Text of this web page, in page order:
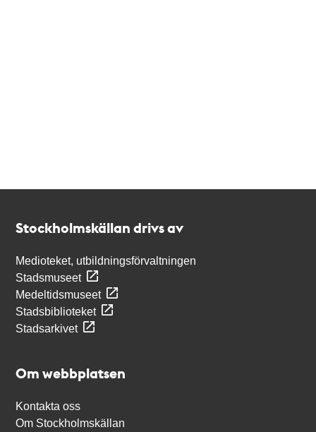
Stockholmskällan drivs av
Medioteket, utbildningsförvaltningen
Stadsmuseet
Medeltidsmuseet
Stadsbiblioteket
Stadsarkivet
Om webbplatsen
Kontakta oss
Om Stockholmskällan